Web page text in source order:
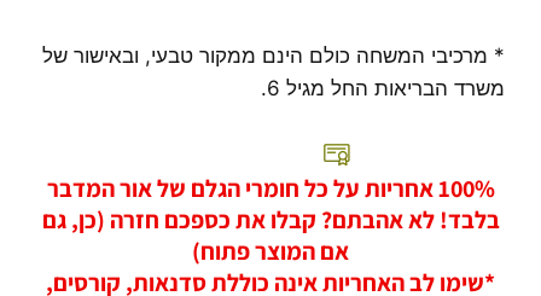
* מרכיבי המשחה כולם הינם ממקור טבעי, ובאישור של
משרד הבריאות החל מגיל 6.
100% אחריות על כל חומרי הגלם של אור המדבר
בלבד! לא אהבתם? קבלו את כספכם חזרה (כן, גם
אם המוצר פתוח)
*שימו לב האחריות אינה כוללת סדנאות, קורסים,